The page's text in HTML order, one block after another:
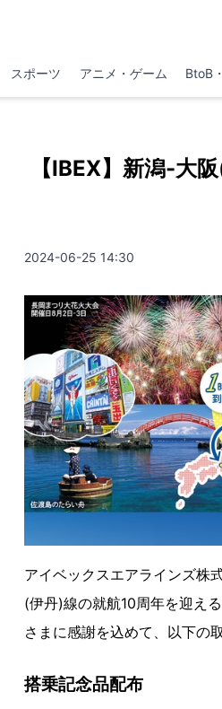
スポーツ アニメ・ゲーム BtoB
【IBEX】新潟-大
2024-06-25 14:30
アイベックスエアラインズ株
(伊丹)線の就航10周年を迎え
さまに感謝を込めて、以下の
搭乗記念品配布